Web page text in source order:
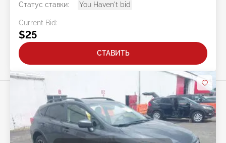
Статус ставки:
You Haven't bid
Current Bid:
$25
СТАВИТЬ